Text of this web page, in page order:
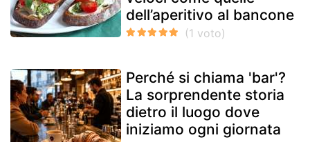
dell’aperitivo al bancone
Perché si chiama 'bar'?
La sorprendente storia
dietro il luogo dove
iniziamo ogni giornata